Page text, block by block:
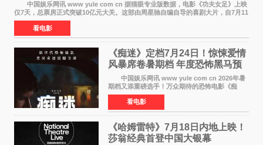
中国娱乐网讯 www yule com cn 据猫眼专业版数据，电影《功夫女足》上映
仅7天，总票房正式突破10亿元大关。这部由周星驰自编自导的喜剧大片，自7月11
日公映以来便展现出惊人的市场统治力。
看电影
《痴迷》定档7月24日！惊悚爱情
风暴席卷暑期档 年度恐怖黑马预
中国娱乐网讯 www yule com cn 2026年暑
期档又添重磅选手！万众期待的恐怖电影《痴
迷》今日正式官宣定档，将于7月24日登陆内地各
大院线。这部被业内专家誉为新世代爆款恐怖电
影的作品，将为
看电影
《哈姆雷特》7月18日内地上映！
莎翁经典首登中国大银幕